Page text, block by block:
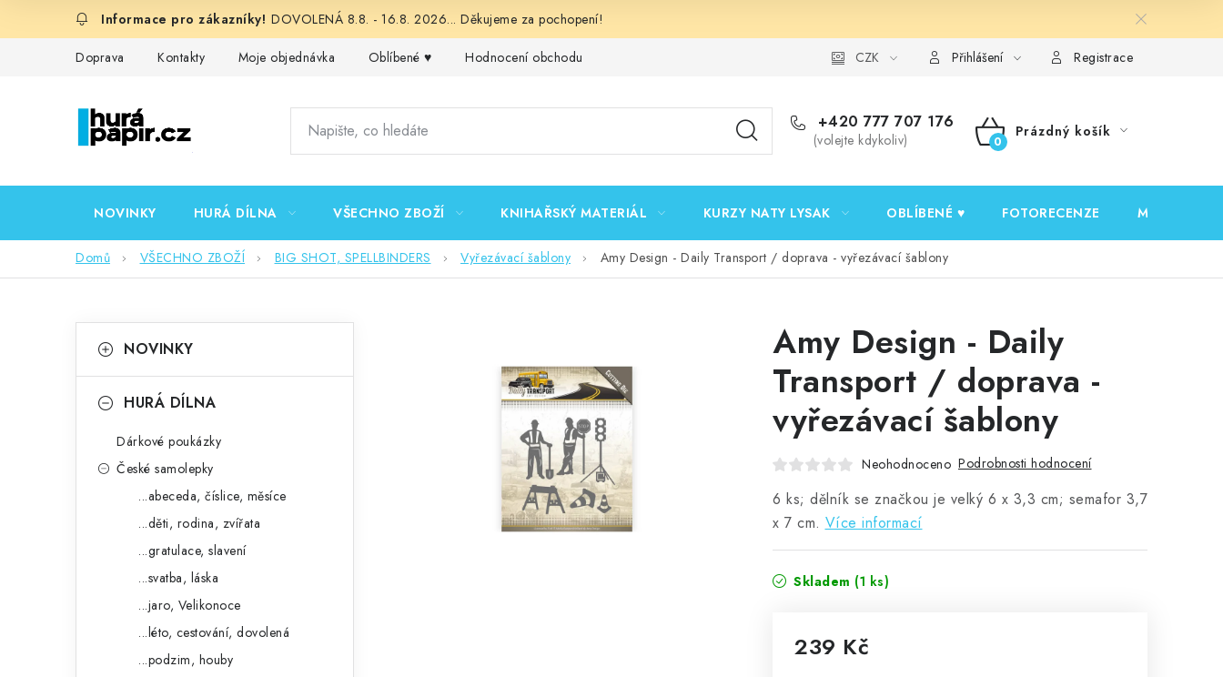
DOVOLENÁ 8.8. - 16.8. 2026... Děkujeme za pochopení!
Doprava Kontakty Moje objednávka Oblíbené ♥️ Hodnocení obchodu Podmínky ochrany osobních údajů Ověřování recenzí
CZK Přihlášení Registrace
+420 777 707 176
(volejte kdykoliv)
NÁKUPNÍ
Prázdný košík
NOVINKY HURÁ DÍLNA VŠECHNO ZBOŽÍ KNIHAŘSKÝ MATERIÁL KURZY NATY LYSAK OBLÍBENÉ ♥️ FOTORECENZE MOJE
Domů VŠECHNO ZBOŽÍ BIG SHOT, SPELLBINDERS Vyřezávací šablony Amy Design - Daily Transport / doprava - vyřezávací šablony
okategorie
a
NOVINKY
HURÁ DÍLNA
Dárkové poukázky
České samolepky
...abeceda, číslice, měsíce
...děti, rodina, zvířata
...gratulace, slavení
...svatba, láska
...jaro, Velikonoce
...léto, cestování, dovolená
...podzim, houby
Amy Design - Daily
Transport / doprava -
vyřezávací šablony
Neohodnoceno Podrobnosti hodnocení
6 ks; dělník se značkou je velký 6 x 3,3 cm; semafor 3,7
x 7 cm. Více informací
Skladem (1 ks)
239 Kč